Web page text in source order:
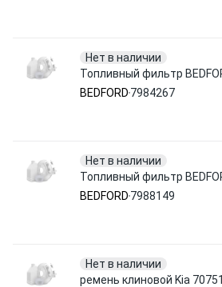
Нет в наличии
Топливный фильтр
BEDFORD 7984267
Нет в наличии
Топливный фильтр
BEDFORD 7988149
Нет в наличии
ремень клиновой Kia